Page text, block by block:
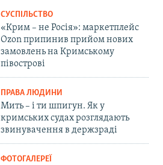
СУСПІЛЬСТВО
«Крим – не Росія»: маркетплейс
Ozon припинив прийом нових
замовлень на Кримському
півострові
ПРАВА ЛЮДИНИ
Мить – і ти шпигун. Як у
кримських судах розглядають
звинувачення в держзраді
ФОТОГАЛЕРЕЇ